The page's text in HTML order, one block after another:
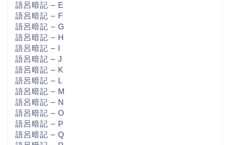
語呂暗記 – E
語呂暗記 – F
語呂暗記 – G
語呂暗記 – H
語呂暗記 – I
語呂暗記 – J
語呂暗記 – K
語呂暗記 – L
語呂暗記 – M
語呂暗記 – N
語呂暗記 – O
語呂暗記 – P
語呂暗記 – Q